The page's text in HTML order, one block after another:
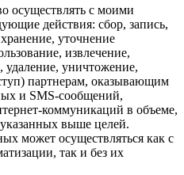
осуществлять с моими
действия: сбор, запись,
уточнение
извлечение,
удаление, уничтожение,
партнерам, оказывающим
и SMS‑сообщений,
в объеме,
выше целей.
может осуществляться как с
так и без их